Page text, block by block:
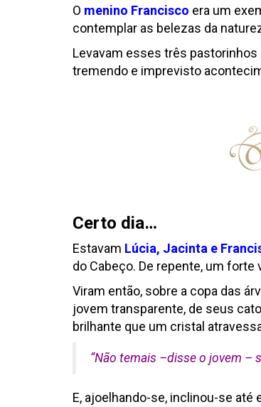
O menino Francisco era um
contemplar as belezas da
Levavam esses três pastorinhos
tremendo e imprevisto
Certo dia…
Estavam Lúcia, Jacinta e
do Cabeço. De repente, um
Viram então, sobre a copa das
jovem transparente, de seus
brilhante que um cristal
“Não temais –disse o jovem –
E, ajoelhando-se, inclinou-se